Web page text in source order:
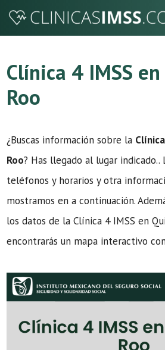
Saltar
Clínica 4 IMSS
Roo
¿Buscas información sobre la
Roo? Has llegado al lugar indicado..
teléfonos y horarios y otra
mostramos en a continuación.
los datos de la Clínica 4 IMSS en
encontrarás un mapa interactivo